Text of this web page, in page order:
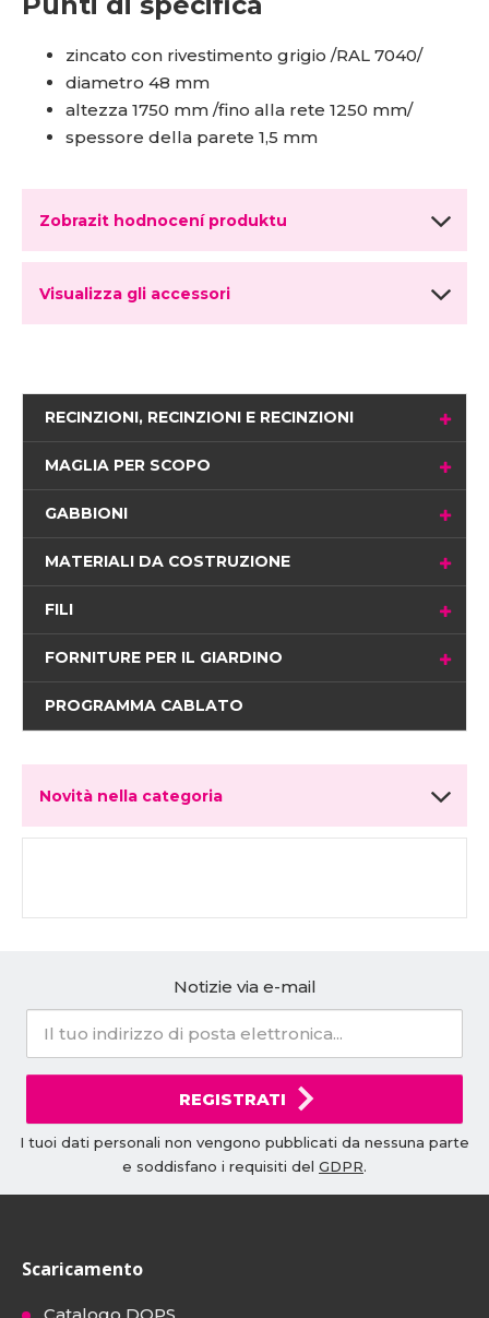
zincato con rivestimento grigio /RAL 7040/
diametro 48 mm
altezza 1750 mm /fino alla rete 1250 mm/
spessore della parete 1,5 mm
Zobrazit hodnocení produktu
Visualizza gli accessori
RECINZIONI, RECINZIONI E RECINZIONI
MAGLIA PER SCOPO
GABBIONI
MATERIALI DA COSTRUZIONE
FILI
FORNITURE PER IL GIARDINO
PROGRAMMA CABLATO
Novità nella categoria
Notizie via e-mail
REGISTRATI
I tuoi dati personali non vengono pubblicati da nessuna parte
e soddisfano i requisiti del GDPR.
Scaricamento